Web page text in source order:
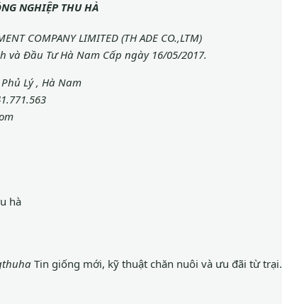
NGHIỆP THU HÀ
COMPANY LIMITED (TH ADE CO.,LTM)
và Đầu Tư Hà Nam Cấp ngày 16/05/2017.
Lý , Hà Nam
Tin giống mới, kỹ thuật chăn nuôi và ưu đãi từ trại.